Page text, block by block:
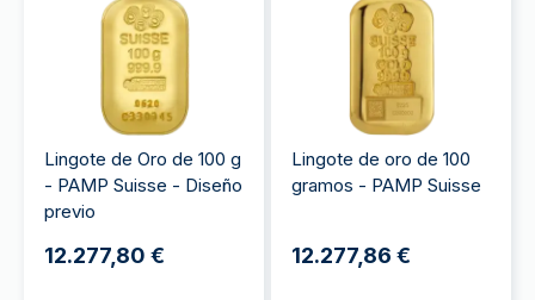
Lingote de Oro de 100 g
- PAMP Suisse - Diseño
previo
12.277,80 €
Lingote de oro de 100
gramos - PAMP Suisse
12.277,86 €